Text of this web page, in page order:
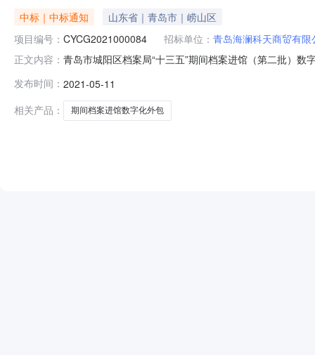
中标｜中标通知
山东省｜青岛市｜崂山区
项目编号： CYCG2021000084 招标单位： 青岛海澜科天商贸有限
正文内容： 青岛市城阳区档案局“十三五”期间档案进馆（第二批）
（公司名称）：青岛兰之卉丰办公用品有限公司中标金
发布时间： 2021-05-11
相关产品：
期间档案进馆数字化外包